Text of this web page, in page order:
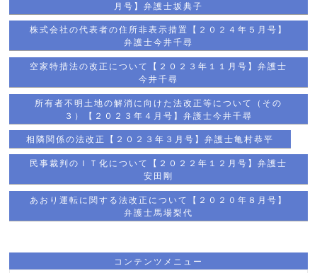
月号】弁護士坂典子
株式会社の代表者の住所非表示措置【２０２４年５月号】
弁護士今井千尋
空家特措法の改正について【２０２３年１１月号】弁護士
今井千尋
所有者不明土地の解消に向けた法改正等について（その
３）【２０２３年４月号】弁護士今井千尋
相隣関係の法改正【２０２３年３月号】弁護士亀村恭平
民事裁判のＩＴ化について【２０２２年１２月号】弁護士
安田剛
あおり運転に関する法改正について【２０２０年８月号】
弁護士馬場梨代
コンテンツメニュー